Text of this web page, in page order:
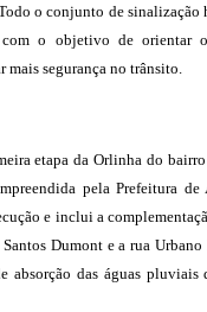
o conjunto de
o objetivo de orientar
segurança no trânsito.
etapa da Orlinha do
pela Prefeitura de
e inclui a
Dumont e a rua
absorção das águas pluviais